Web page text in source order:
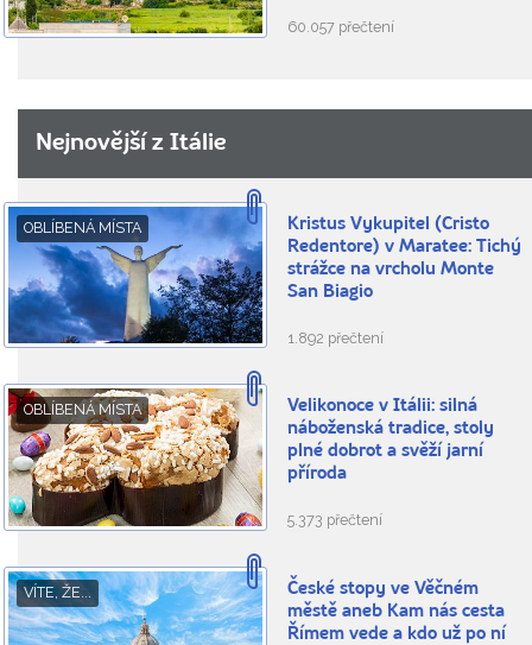
60.057 přečtení
Nejnovější z Itálie
OBLÍBENÁ MÍSTA
Kristus Vykupitel (Cristo
Redentore) v Maratee: Tichý
strážce na vrcholu Monte
San Biagio
1.892 přečtení
OBLÍBENÁ MÍSTA
Velikonoce v Itálii: silná
náboženská tradice, stoly
plné dobrot a svěží jarní
příroda
5.373 přečtení
VÍTE, ŽE...
České stopy ve Věčném
městě aneb Kam nás cesta
Římem vede a kdo už po ní